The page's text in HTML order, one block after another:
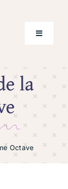
Toggle
la
Octave